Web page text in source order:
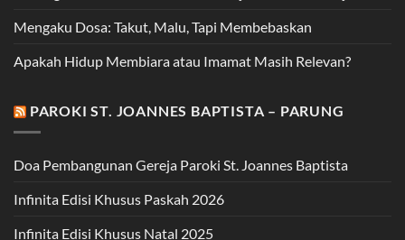
Mengaku Dosa: Takut, Malu, Tapi Membebaskan
Apakah Hidup Membiara atau Imamat Masih Relevan?
PAROKI ST. JOANNES BAPTISTA – PARUNG
Doa Pembangunan Gereja Paroki St. Joannes Baptista
Infinita Edisi Khusus Paskah 2026
Infinita Edisi Khusus Natal 2025